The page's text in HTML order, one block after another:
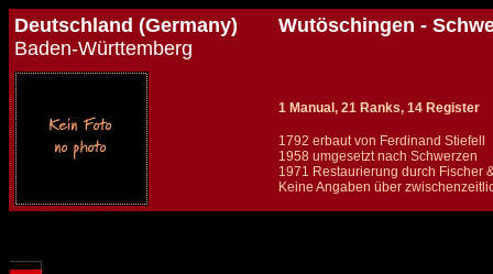
Deutschland (Germany)
Baden-Württemberg
Wutöschingen -
1 Manual, 21 Ranks, 14 Register
1792 erbaut von Ferdinand Stiefell
1958 umgesetzt nach Schwerzen
1971 Restaurierung durch Fischer
Keine Angaben über